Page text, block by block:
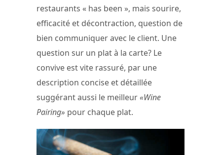
restaurants « has been », mais sourire,
efficacité et décontraction, question de
bien communiquer avec le client. Une
question sur un plat à la carte? Le
convive est vite rassuré, par une
description concise et détaillée
suggérant aussi le meilleur«Wine
Pairing» pour chaque plat.